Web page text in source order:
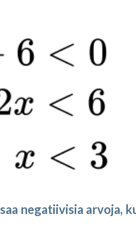
negatiivisia arvoja,